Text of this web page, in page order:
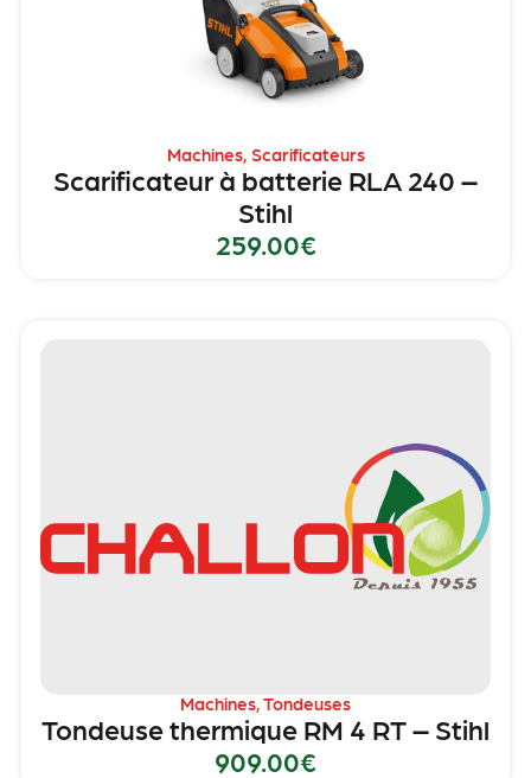
Machines, Scarificateurs
Scarificateur à batterie RLA 240 –
Stihl
259.00€
Machines,Tondeuses
Tondeuse thermique RM 4 RT – Stihl
909.00€